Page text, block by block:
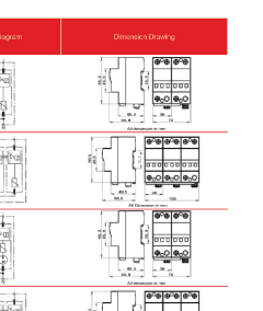
นี้
2 3
ต่อการเตือนระยะไกล
แบบฟอร์มแยก C
ากระแสสลับ: 250V/0.5A; กระแสตรง: 250V/0.1A;
125V/0.2A; 75V/0.5A
สูงสุด 1.5มม (หรือ #16AWG)